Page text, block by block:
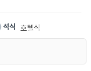
호텔식